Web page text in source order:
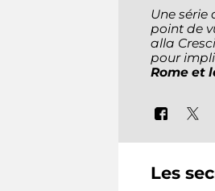
Une série
point de
alla
pour
Rome et
Les